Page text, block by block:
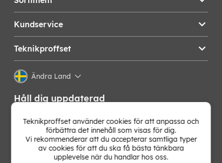
Kundservice
Teknikproffset
Ändra Land
Håll dig uppdaterad
Få de senaste nyheterna, hetaste erbjudandena och
bästa tipsen från oss direkt i din mejlkorg. Signa upp på
vårt nyhetsbrev!
Teknikproffset använder cookies för att anpassa och
förbättra det innehåll som visas för dig.
Vi rekommenderar att du accepterar samtliga typer
av cookies för att du ska få bästa tänkbara
upplevelse när du handlar hos oss.